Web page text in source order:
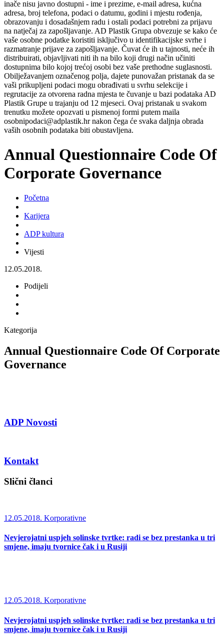
inače nisu javno dostupni - ime i prezime, e-mail adresa, kućna
adresa, broj telefona, podaci o datumu, godini i mjestu rođenja,
obrazovanju i dosadašnjem radu i ostali podaci potrebni za prijavu
na natječaj za zapošljavanje. AD Plastik Grupa obvezuje se kako će
vaše osobne podatke koristiti isključivo u identifikacijske svrhe i
razmatranje prijave za zapošljavanje. Čuvat će ih u tajnosti, neće ih
distribuirati, objavljivati niti ih na bilo koji drugi način učiniti
dostupnima bilo kojoj trećoj osobi bez vaše prethodne suglasnosti.
Obilježavanjem označenog polja, dajete punovažan pristanak da se
vaši prikupljeni podaci mogu obrađivati u svrhu selekcije i
regrutacije za otvorena radna mjesta te čuvanje u bazi podataka AD
Plastik Grupe u trajanju od 12 mjeseci. Ovaj pristanak u svakom
trenutku možete opozvati u pismenoj formi putem maila
osobnipodaci@adplastik.hr nakon čega će svaka daljnja obrada
vaših osobnih podataka biti obustavljena.
Annual Questionnaire Code Of
Corporate Governance
Početna
Karijera
ADP kultura
Vijesti
12.05.2018.
Podijeli
Kategorija
Annual Questionnaire Code Of Corporate
Governance
ADP Novosti
Kontakt
Slični članci
12.05.2018. Korporativne
Nevjerojatni uspjeh solinske tvrtke: radi se bez prestanka u tri
smjene, imaju tvornice čak i u Rusiji
12.05.2018. Korporativne
Nevjerojatni uspjeh solinske tvrtke: radi se bez prestanka u tri
smjene, imaju tvornice čak i u Rusiji